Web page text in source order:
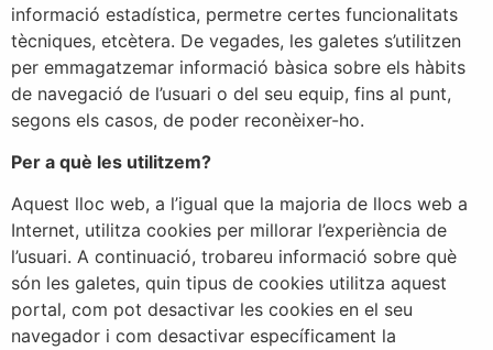
informació estadística, permetre certes funcionalitats
tècniques, etcètera. De vegades, les galetes s’utilitzen
per emmagatzemar informació bàsica sobre els hàbits
de navegació de l’usuari o del seu equip, fins al punt,
segons els casos, de poder reconèixer-ho.
Per a què les utilitzem?
Aquest lloc web, a l’igual que la majoria de llocs web a
Internet, utilitza cookies per millorar l’experiència de
l’usuari. A continuació, trobareu informació sobre què
són les galetes, quin tipus de cookies utilitza aquest
portal, com pot desactivar les cookies en el seu
navegador i com desactivar específicament la